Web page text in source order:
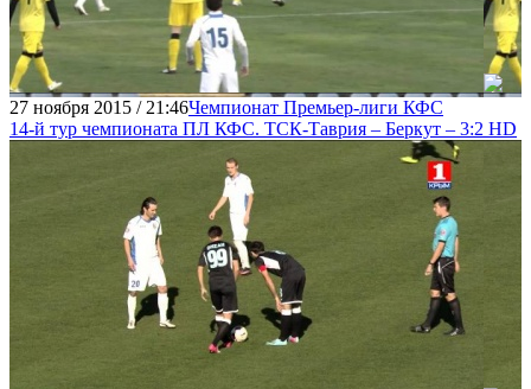
27 ноября 2015 / 21:46Чемпионат Премьер-лиги КФС
14-й тур чемпионата ПЛ КФС. ТСК-Таврия – Беркут – 3:2 HD